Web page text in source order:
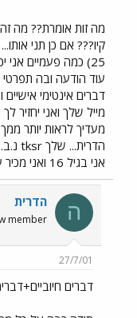
מה זות אומרת?? מה
25) כמה פעמיים אני
עוד הודעה ובה
דברים אינטימי
מייל שלך ואני יחזיר
מעדיך לראות יותר
אני בגיל 16 ואני מכיר עוד בגיל הזה בפורומים כאן....
ה הדרית
member
27/7/01
דברים